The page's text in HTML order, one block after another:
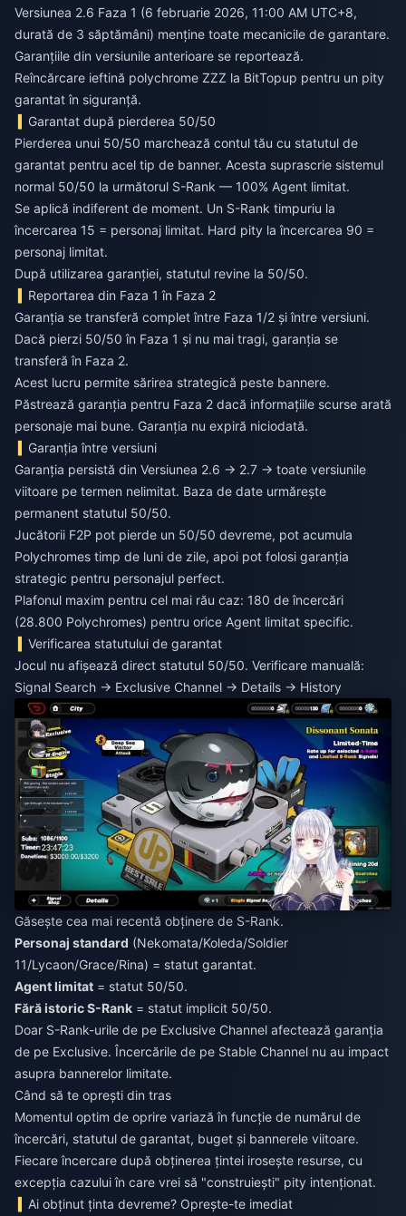
Versiunea 2.6 Faza 1 (6 februarie 2026, 11:00 AM UTC+8,
durată de 3 săptămâni) menține toate mecanicile de garantare.
Garanțiile din versiunile anterioare se reportează.
Reîncărcare ieftină polychrome ZZZ la BitTopup pentru un pity
garantat în siguranță.
Garantat după pierderea 50/50
Pierderea unui 50/50 marchează contul tău cu statutul de
garantat pentru acel tip de banner. Acesta suprascrie sistemul
normal 50/50 la următorul S-Rank — 100% Agent limitat.
Se aplică indiferent de moment. Un S-Rank timpuriu la
încercarea 15 = personaj limitat. Hard pity la încercarea 90 =
personaj limitat.
După utilizarea garanției, statutul revine la 50/50.
Reportarea din Faza 1 în Faza 2
Garanția se transferă complet între Faza 1/2 și între versiuni.
Dacă pierzi 50/50 în Faza 1 și nu mai tragi, garanția se
transferă în Faza 2.
Acest lucru permite sărirea strategică peste bannere.
Păstrează garanția pentru Faza 2 dacă informațiile scurse arată
personaje mai bune. Garanția nu expiră niciodată.
Garanția între versiuni
Garanția persistă din Versiunea 2.6 → 2.7 → toate versiunile
viitoare pe termen nelimitat. Baza de date urmărește
permanent statutul 50/50.
Jucătorii F2P pot pierde un 50/50 devreme, pot acumula
Polychromes timp de luni de zile, apoi pot folosi garanția
strategic pentru personajul perfect.
Plafonul maxim pentru cel mai rău caz: 180 de încercări
(28.800 Polychromes) pentru orice Agent limitat specific.
Verificarea statutului de garantat
Jocul nu afișează direct statutul 50/50. Verificare manuală:
Signal Search → Exclusive Channel → Details → History
Găsește cea mai recentă obținere de S-Rank.
Personaj standard (Nekomata/Koleda/Soldier
11/Lycaon/Grace/Rina) = statut garantat.
Agent limitat = statut 50/50.
Fără istoric S-Rank = statut implicit 50/50.
Doar S-Rank-urile de pe Exclusive Channel afectează garanția
de pe Exclusive. Încercările de pe Stable Channel nu au impact
asupra bannerelor limitate.
Când să te oprești din tras
Momentul optim de oprire variază în funcție de numărul de
încercări, statutul de garantat, buget și bannerele viitoare.
Fiecare încercare după obținerea țintei irosește resurse, cu
excepția cazului în care vrei să "construiești" pity intenționat.
Ai obținut ținta devreme? Oprește-te imediat